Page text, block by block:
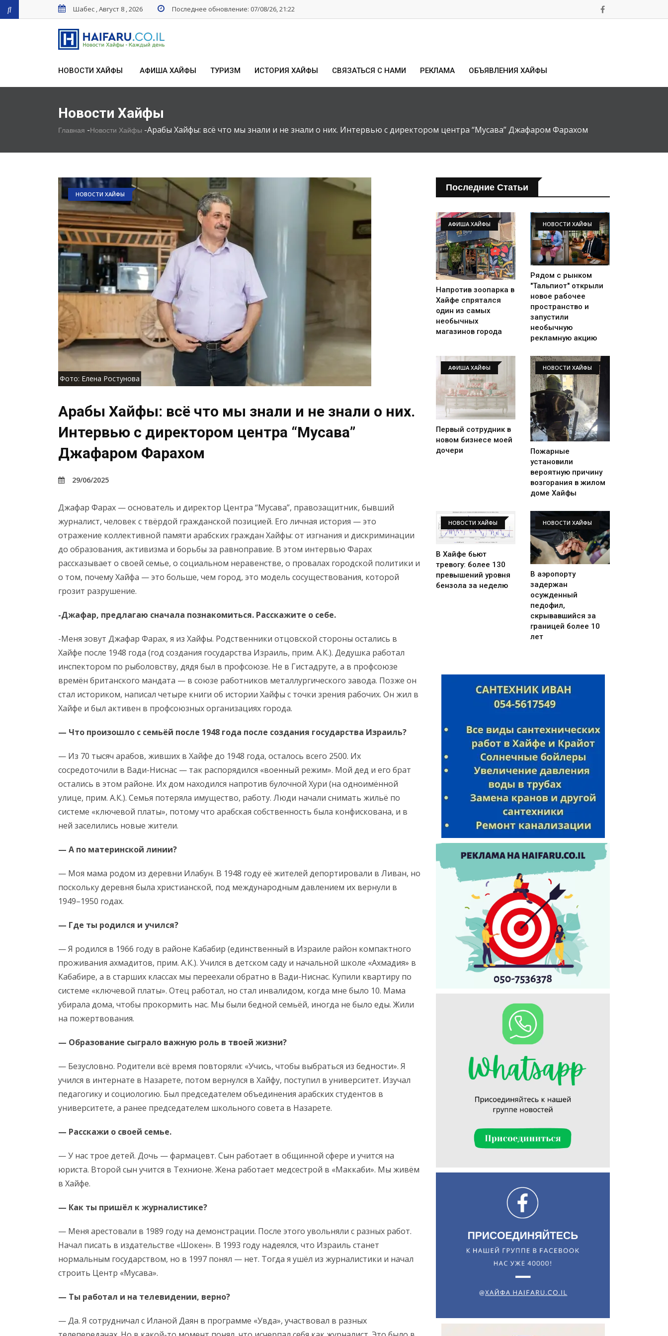
Шабес , Август 8 , 2026 Последнее обновление: 07/08/26, 21:22
НОВОСТИ ХАЙФЫ АФИША ХАЙФЫ ТУРИЗМ ИСТОРИЯ ХАЙФЫ СВЯЗАТЬСЯ С НАМИ РЕКЛАМА ОБЪЯВЛЕНИЯ ХАЙФЫ
Искать
Новости Хайфы
Главная -Новости Хайфы -Арабы Хайфы: всё что мы знали и не знали о них. Интервью с директором центра “Мусава” Джафаром Фарахом
НОВОСТИ ХАЙФЫ
Фото: Елена Ростунова
Арабы Хайфы: всё что мы знали и не знали о них.
Интервью с директором центра “Мусава”
Джафаром Фарахом
29/06/2025
Джафар Фарах — основатель и директор Центра “Мусава”, правозащитник, бывший
журналист, человек с твёрдой гражданской позицией. Его личная история — это
отражение коллективной памяти арабских граждан Хайфы: от изгнания и дискриминации
до образования, активизма и борьбы за равноправие. В этом интервью Фарах
рассказывает о своей семье, о социальном неравенстве, о провалах городской политики и
о том, почему Хайфа — это больше, чем город, это модель сосуществования, которой
грозит разрушение.
-Джафар, предлагаю сначала познакомиться. Расскажите о себе.
-Меня зовут Джафар Фарах, я из Хайфы. Родственники отцовской стороны остались в
Хайфе после 1948 года (год создания государства Израиль, прим. А.К.). Дедушка работал
инспектором по рыболовству, дядя был в профсоюзе. Не в Гистадруте, а в профсоюзе
времён британского мандата — в союзе работников металлургического завода. Позже он
стал историком, написал четыре книги об истории Хайфы с точки зрения рабочих. Он жил в
Хайфе и был активен в профсоюзных организациях города.
— Что произошло с семьёй после 1948 года после создания государства Израиль?
— Из 70 тысяч арабов, живших в Хайфе до 1948 года, осталось всего 2500. Их
сосредоточили в Вади-Ниснас — так распорядился «военный режим». Мой дед и его брат
остались в этом районе. Их дом находился напротив булочной Хури (на одноимённой
улице, прим. А.К.). Семья потеряла имущество, работу. Люди начали снимать жильё по
системе «ключевой платы», потому что арабская собственность была конфискована, и в
ней заселились новые жители.
— А по материнской линии?
— Моя мама родом из деревни Илабун. В 1948 году её жителей депортировали в Ливан, но
поскольку деревня была христианской, под международным давлением их вернули в
1949–1950 годах.
— Где ты родился и учился?
— Я родился в 1966 году в районе Кабабир (единственный в Израиле район компактного
проживания ахмадитов, прим. А.К.). Учился в детском саду и начальной школе «Ахмадия» в
Кабабире, а в старших классах мы переехали обратно в Вади-Ниснас. Купили квартиру по
системе «ключевой платы». Отец работал, но стал инвалидом, когда мне было 10. Мама
убирала дома, чтобы прокормить нас. Мы были бедной семьёй, иногда не было еды. Жили
на пожертвования.
— Образование сыграло важную роль в твоей жизни?
— Безусловно. Родители всё время повторяли: «Учись, чтобы выбраться из бедности». Я
учился в интернате в Назарете, потом вернулся в Хайфу, поступил в университет. Изучал
педагогику и социологию. Был председателем объединения арабских студентов в
университете, а ранее председателем школьного совета в Назарете.
— Расскажи о своей семье.
— У нас трое детей. Дочь — фармацевт. Сын работает в общинной сфере и учится на
юриста. Второй сын учится в Технионе. Жена работает медсестрой в «Маккаби». Мы живём
в Хайфе.
— Как ты пришёл к журналистике?
— Меня арестовали в 1989 году на демонстрации. После этого увольняли с разных работ.
Начал писать в издательстве «Шокен». В 1993 году надеялся, что Израиль станет
нормальным государством, но в 1997 понял — нет. Тогда я ушёл из журналистики и начал
строить Центр «Мусава».
— Ты работал и на телевидении, верно?
— Да. Я сотрудничал с Иланой Даян в программе «Увда», участвовал в разных
Последние Статьи
АФИША ХАЙФЫ
Напротив зоопарка в
Хайфе спрятался
один из самых
необычных
магазинов города
НОВОСТИ ХАЙФЫ
Рядом с рынком
"Тальпиот" открыли
новое рабочее
пространство и
запустили
необычную
рекламную акцию
АФИША ХАЙФЫ
Первый сотрудник в
новом бизнесе моей
дочери
НОВОСТИ ХАЙФЫ
Пожарные
установили
вероятную причину
возгорания в жилом
доме Хайфы
НОВОСТИ ХАЙФЫ
В Хайфе бьют
тревогу: более 130
превышений уровня
бензола за неделю
НОВОСТИ ХАЙФЫ
В аэропорту
задержан
осужденный
педофил,
скрывавшийся за
границей более 10
лет